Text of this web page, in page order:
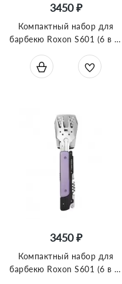
3450 ₽
Компактный набор для
барбекю Roxon S601 (6 в 1)
3450 ₽
Компактный набор для
барбекю Roxon S601 (6 в 1)